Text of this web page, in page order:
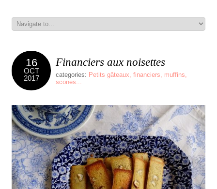
16
OCT
2017
Financiers aux noisettes
categories: Petits gâteaux, financiers, muffins,
scones...